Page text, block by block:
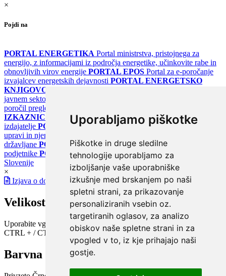
Uporabljamo piškotke
Piškotke in druge sledilne
tehnologije uporabljamo za
izboljšanje vaše uporabniške
izkušnje med brskanjem po naši
spletni strani, za prikazovanje
personaliziranih vsebin oz.
targetiranih oglasov, za analizo
obiskov naše spletne strani in za
vpogled v to, iz kje prihajajo naši
gostje.
×
Pojdi na
PORTAL ENERGETIKA Portal ministrstva, pristojnega za
energijo, z informacijami iz področja energetike, učinkovite rabe in
obnovljivih virov energije PORTAL EPOS Portal za e-poročanje
izvajalcev energetskih dejavnosti PORTAL ENERGETSKO
KNJIGOVODSTVO
javnem sektorju
poročil pregledov klimatskih sistemov
IZKAZNICE
Register energetskih izkaznic - za izdelovalce in
izdajatelje PORTAL GOV.SI Osrednje spletno mesto o državni
upravi in njenih storitvah
državljane PORTAL SPOT Državni portal za podjetja in
podjetnike PORTAL OPSI Državni portal odprtih podatkov
Slovenije
×
Izjava o dostopnosti
Velikost pisave
Uporabite vgrajeno funkcijo brskalnika
CTRL + / CTRL -
Barvna shema